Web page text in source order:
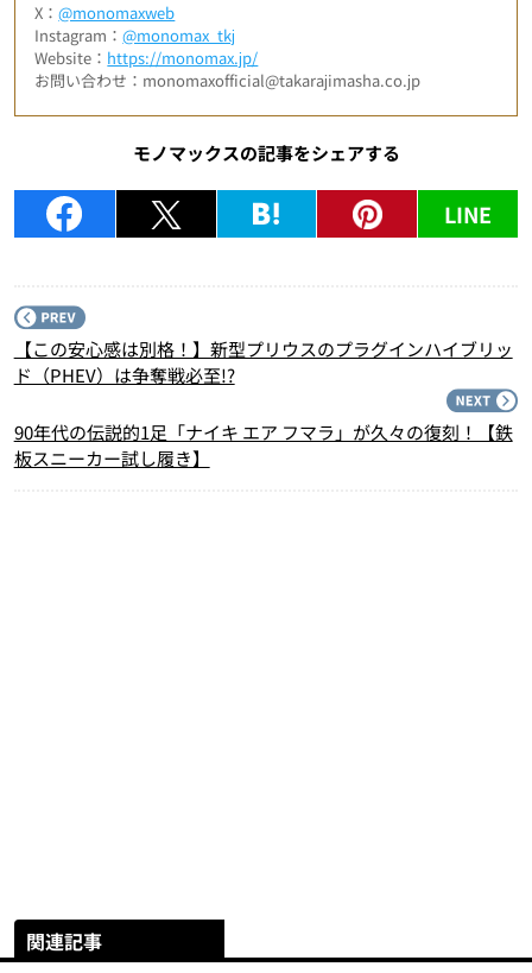
X：@monomaxweb
Instagram：@monomax_tkj
Website： https://monomax.jp/
お問い合わせ：monomaxofficial@takarajimasha.co.jp
モノマックスの記事をシェアする
LINE
【この安心感は別格！】新型プリウスのプラグインハイブリッ
ド（PHEV）は争奪戦必至!?
90年代の伝説的1足「ナイキ エア フマラ」が久々の復刻！【鉄
板スニーカー試し履き】
関連記事